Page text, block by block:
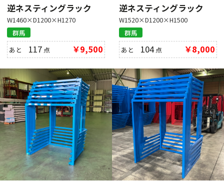
逆ネスティングラック
W1460×D1200×H1270
群馬
あと 117 点 ￥9,500
逆ネスティングラック
W1520×D1200×H1500
群馬
あと 104点 ￥8,000